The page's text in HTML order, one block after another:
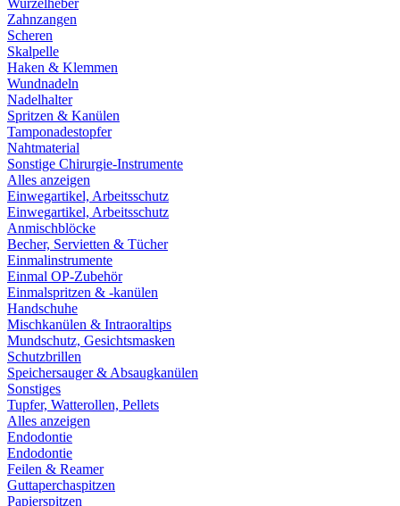
Wurzelheber
Zahnzangen
Scheren
Skalpelle
Haken & Klemmen
Wundnadeln
Nadelhalter
Spritzen & Kanülen
Tamponadestopfer
Nahtmaterial
Sonstige Chirurgie-Instrumente
Alles anzeigen
Einwegartikel, Arbeitsschutz
Einwegartikel, Arbeitsschutz
Anmischblöcke
Becher, Servietten & Tücher
Einmalinstrumente
Einmal OP-Zubehör
Einmalspritzen & -kanülen
Handschuhe
Mischkanülen & Intraoraltips
Mundschutz, Gesichtsmasken
Schutzbrillen
Speichersauger & Absaugkanülen
Sonstiges
Tupfer, Watterollen, Pellets
Alles anzeigen
Endodontie
Endodontie
Feilen & Reamer
Guttaperchaspitzen
Papierspitzen